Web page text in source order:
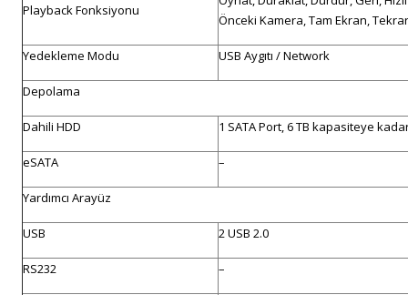
Playback Fonksiyonu
Önceki Kamera, Tam Ekran,
Yedekleme Modu USB Aygıtı / Network
Depolama
Dahili HDD 1 SATA Port, 6 TB kapasiteye
eSATA –
Yardımcı Arayüz
USB 2 USB 2.0
RS232 –